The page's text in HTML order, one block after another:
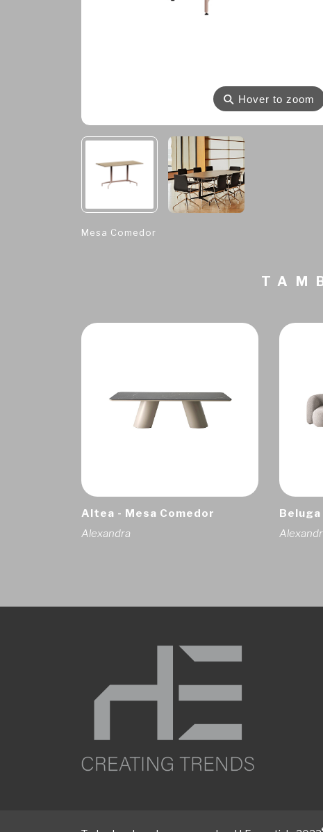
⚲ Hover to zoom
Mesa Comedor
Altea - Mesa Comedor
Alexandra